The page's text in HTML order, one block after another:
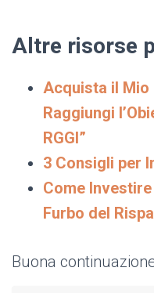
Altre risorse
Acquista il Mio
Raggiungi
RGGI”
3 Consigli per
Come
Furbo del
Buona